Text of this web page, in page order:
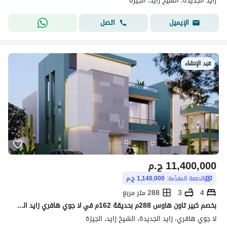
الإيميل
اتصل
قيد الإنشاء
ج.م11,400,000
الدفعة المقدّمة: 1,140,000 ج.م
4
3
288 متر مربع
بخصم كبير تاون هاوس 288م بحديقة 162م في لا جوي هافري زايد الجديدة ادفع 10% وقسط على 10 سنين.
لا جوي هافري، زايد الجديدة، الشيخ زايد، الجيزة